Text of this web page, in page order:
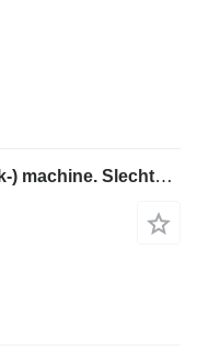
Probst Powerplan PP afrei-(afwerk-) machine. Slechts 37 uur